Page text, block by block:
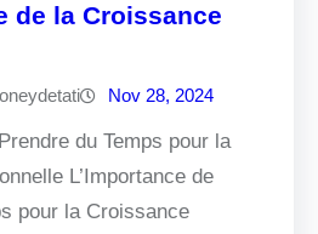
de la Croissance
Nov 28, 2024
du Temps pour la
L’Importance de
pour la Croissance